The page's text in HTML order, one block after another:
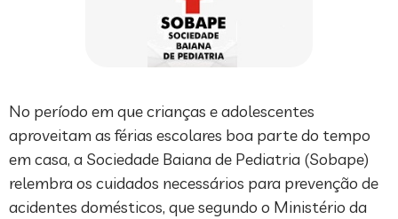
No período em que crianças e adolescentes
aproveitam as férias escolares boa parte do tempo
em casa, a Sociedade Baiana de Pediatria (Sobape)
relembra os cuidados necessários para prevenção de
acidentes domésticos, que segundo o Ministério da